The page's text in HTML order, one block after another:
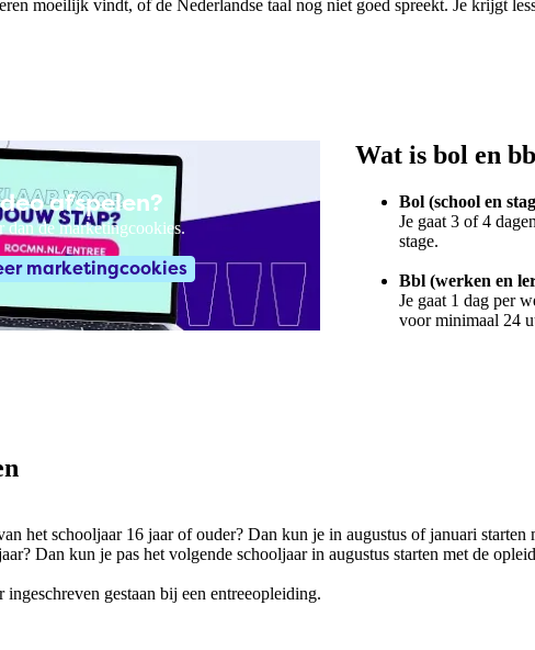
moeilijk vindt, of de Nederlandse taal nog niet goed spreekt. Je krijgt
Wat is bol en
Bol (school en
Je gaat 3 of 4
stage.
Bbl (werken en
Je gaat 1 dag per
voor minimaal 24
afspelen?
dan de marketingcookies.
marketingcookies
het schooljaar 16 jaar of ouder? Dan kun je in augustus of januari
Dan kun je pas het volgende schooljaar in augustus starten met de
ingeschreven gestaan bij een entreeopleiding.